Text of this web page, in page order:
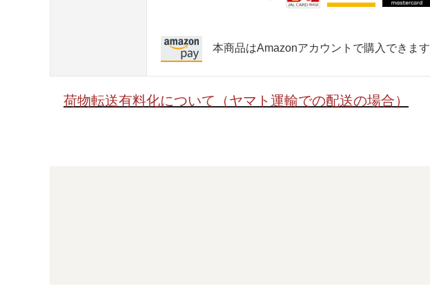
本商品はAmazonアカウントで購入できます
荷物転送有料化について（ヤマト運輸での配送の場合）